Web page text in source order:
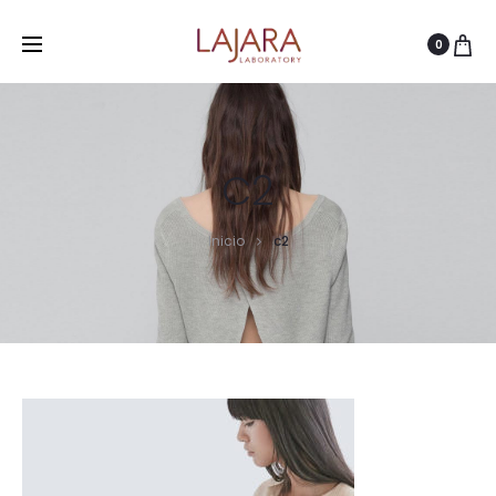
0
C2
Inicio c2